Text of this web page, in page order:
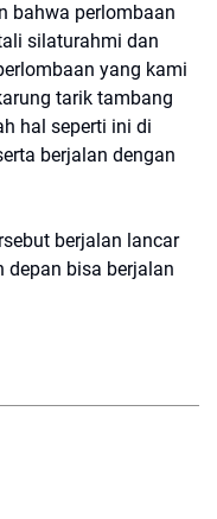
bahwa perlombaan
silaturahmi dan
yang kami
tarik tambang
hal seperti ini di
berjalan dengan
berjalan lancar
bisa berjalan